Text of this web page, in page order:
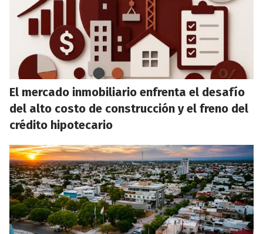
El mercado inmobiliario enfrenta el desafío
del alto costo de construcción y el freno del
crédito hipotecario